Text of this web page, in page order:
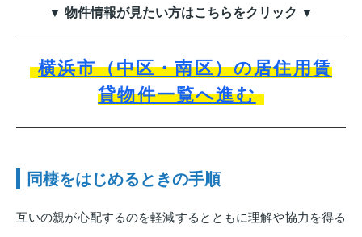
▼ 物件情報が見たい方はこちらをクリック ▼
横浜市（中区・南区）の居住用賃
貸物件一覧へ進む
同棲をはじめるときの手順
互いの親が心配するのを軽減するとともに理解や協力を得る